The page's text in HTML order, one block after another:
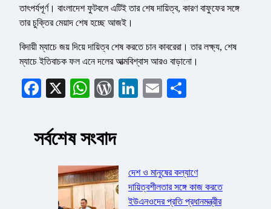
তাৎপর্যপূর্ণ। বাংলাদেশ ফুটবলে এটিই তার শেষ দায়িত্ব, কারণ বাফুফের সঙ্গে
তার চুক্তির মেয়াদ শেষ হচ্ছে আজই।
বিদায়ী ম্যাচে জয় দিয়ে দায়িত্ব শেষ করতে চান কাবরেরা। তার লক্ষ্য, শেষ
ম্যাচে ইতিবাচক ফল এনে দলের আত্মবিশ্বাস আরও বাড়ানো।
Facebook
X WhatsApp
WordPress
LinkedIn
Email
সর্বশেষ সংবাদ
দেশ ও মানুষের কল্যাণে
দায়িত্বশীলতার সঙ্গে কাজ করতে
ইউএনওদের প্রতি প্রধানমন্ত্রীর